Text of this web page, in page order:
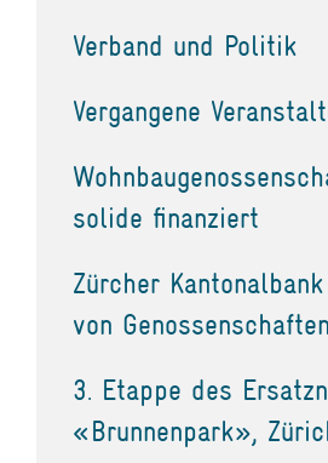
Verband und Politik
Vergangene
solide finanziert
Zürcher
von Genossenschaften
3. Etappe des
«Brunnenpark»,